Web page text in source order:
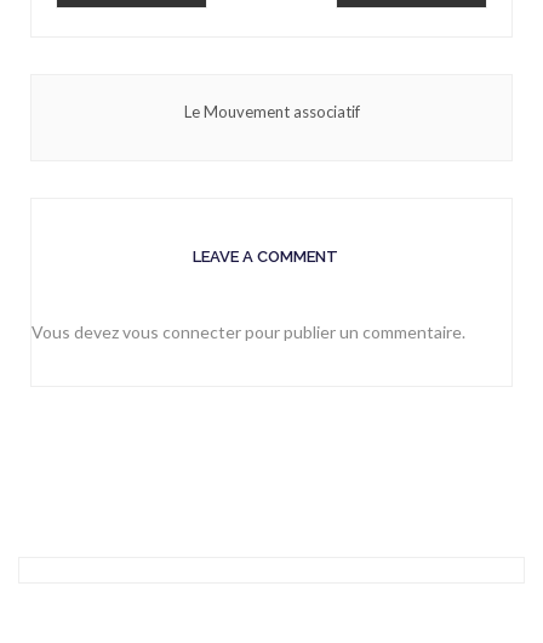
Le Mouvement associatif
LEAVE A COMMENT
Vous devezvous connecterpour publier un commentaire.